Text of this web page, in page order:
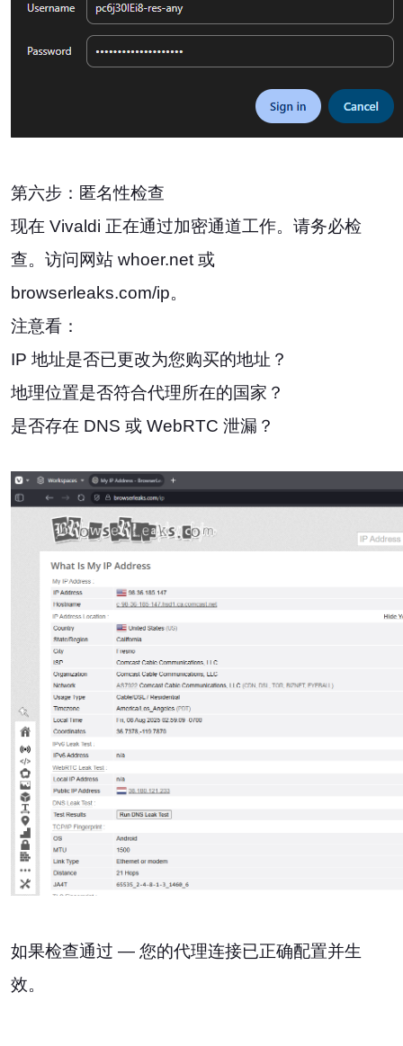
第六步：匿名性检查
现在 Vivaldi 正在通过加密通道工作。请务必检
查。访问网站 whoer.net 或
browserleaks.com/ip。
注意看：
IP 地址是否已更改为您购买的地址？
地理位置是否符合代理所在的国家？
是否存在 DNS 或 WebRTC 泄漏？
如果检查通过 — 您的代理连接已正确配置并生
效。